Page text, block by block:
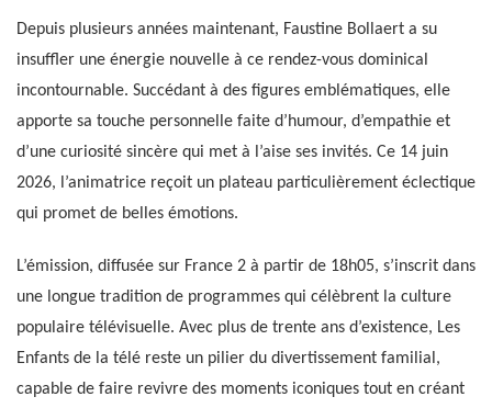
Depuis plusieurs années maintenant, Faustine Bollaert a su
insuffler une énergie nouvelle à ce rendez-vous dominical
incontournable. Succédant à des figures emblématiques, elle
apporte sa touche personnelle faite d’humour, d’empathie et
d’une curiosité sincère qui met à l’aise ses invités. Ce 14 juin
2026, l’animatrice reçoit un plateau particulièrement éclectique
qui promet de belles émotions.
L’émission, diffusée sur France 2 à partir de 18h05, s’inscrit dans
une longue tradition de programmes qui célèbrent la culture
populaire télévisuelle. Avec plus de trente ans d’existence, Les
Enfants de la télé reste un pilier du divertissement familial,
capable de faire revivre des moments iconiques tout en créant